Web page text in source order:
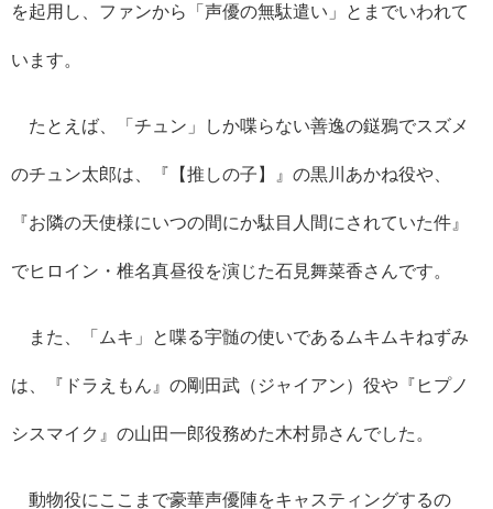
を起用し、ファンから「声優の無駄遣い」とまでいわれて
います。
たとえば、「チュン」しか喋らない善逸の鎹鴉でスズメ
のチュン太郎は、『【推しの子】』の黒川あかね役や、
『お隣の天使様にいつの間にか駄目人間にされていた件』
でヒロイン・椎名真昼役を演じた石見舞菜香さんです。
また、「ムキ」と喋る宇髄の使いであるムキムキねずみ
は、『ドラえもん』の剛田武（ジャイアン）役や『ヒプノ
シスマイク』の山田一郎役務めた木村昴さんでした。
動物役にここまで豪華声優陣をキャスティングするの